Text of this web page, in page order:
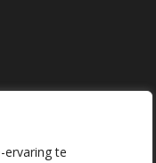
ervaring te